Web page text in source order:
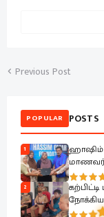
Previous Post
POPULAR POSTS
1
2